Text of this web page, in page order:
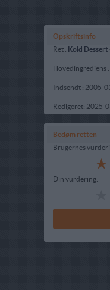
Opskriftsinfo
Ret : Kold Dessert
Hovedingrediens :
Indsendt : 2005-
Redigeret: 2025-
Bedøm retten
Brugernes
Din vurdering: